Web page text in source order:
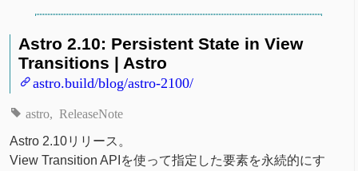
Astro 2.10: Persistent State in View
Transitions | Astro
astro.build/blog/astro-2100/
astro ReleaseNote
Astro 2.10リリース。
View Transition APIを使って指定した要素を永続的にす